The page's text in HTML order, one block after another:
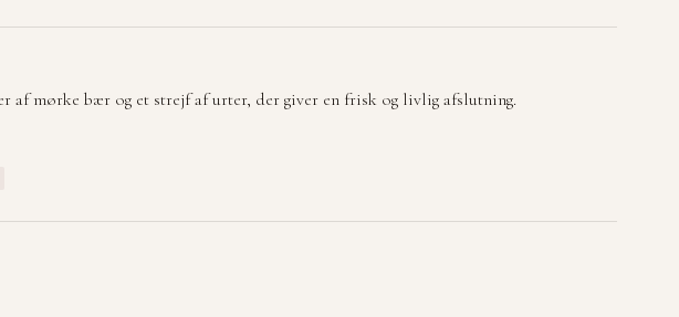
af mørke bær og et strejf af urter, der giver en frisk og livlig afslutning.